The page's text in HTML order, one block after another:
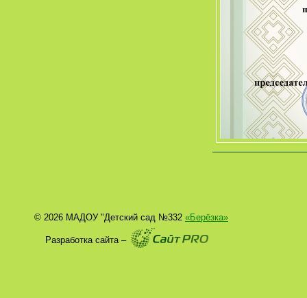
© 2026 МАДОУ "Детский сад №332 «Берёзка»
Разработка сайта –